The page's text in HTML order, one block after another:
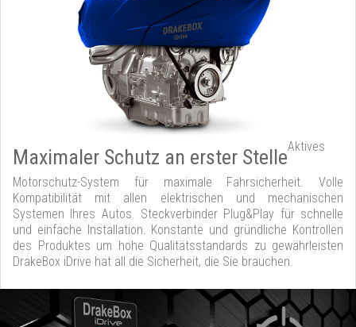
Maximaler Schutz an erster StelleAktives
Motorschutz-System für maximale Fahrsicherheit. Volle
Kompatibilität mit allen elektrischen und mechanischen
Systemen Ihres Autos. Steckverbinder Plug&Play für schnelle
und einfache Installation. Konstante und gründliche Kontrollen
des Produktes um hohe Qualitätsstandards zu gewährleisten
DrakeBox iDrive hat all die Sicherheit, die Sie brauchen.